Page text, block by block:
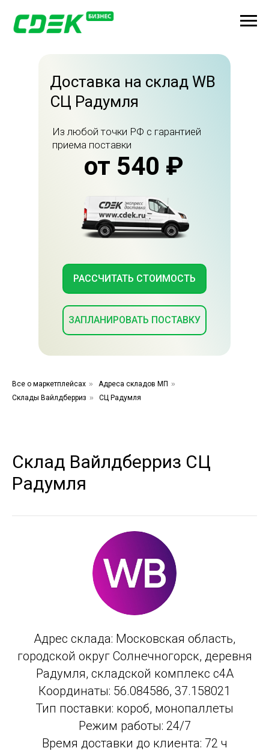
Доставка на склад WB
СЦ Радумля
Из любой точки РФ с гарантией
приема поставки
РАССЧИТАТЬ СТОИМОСТЬ
ЗАПЛАНИРОВАТЬ ПОСТАВКУ
от 540 ₽
Все о маркетплейсах » Адреса складов МП »
Склады Вайлдберриз » СЦ Радумля
Склад Вайлдберриз СЦ
Радумля
Адрес склада: Московская область,
городской округ Солнечногорск, деревня
Радумля, складской комплекс с4А
Координаты: 56.084586, 37.158021
Тип поставки: короб, монопаллеты
Режим работы: 24/7
Время доставки до клиента: 72 ч